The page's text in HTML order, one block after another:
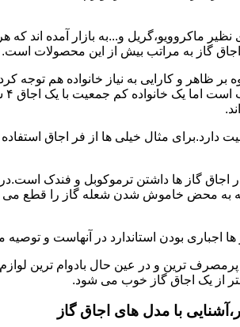
نظیر ماکروویو،گریل و...به بازار آمده اند که
اجاق گاز به مراتب بیش از این محصولات است.
بر ظاهر و کارایی به نیاز خانواده هم توجه
دارد.برای مثال خیلی ها از فر اجاق
اجاق گاز ها داشتن ترموکوبل و فندک
محض خاموش شدن شعله گاز را قطع می
اجباری بودن استاندارد در آنهاست و توصیه
پرمصرف ترین و در عین حال بادوام ترین
از یک اجاق گاز خوب می شود.
با مدل های اجاق گاز